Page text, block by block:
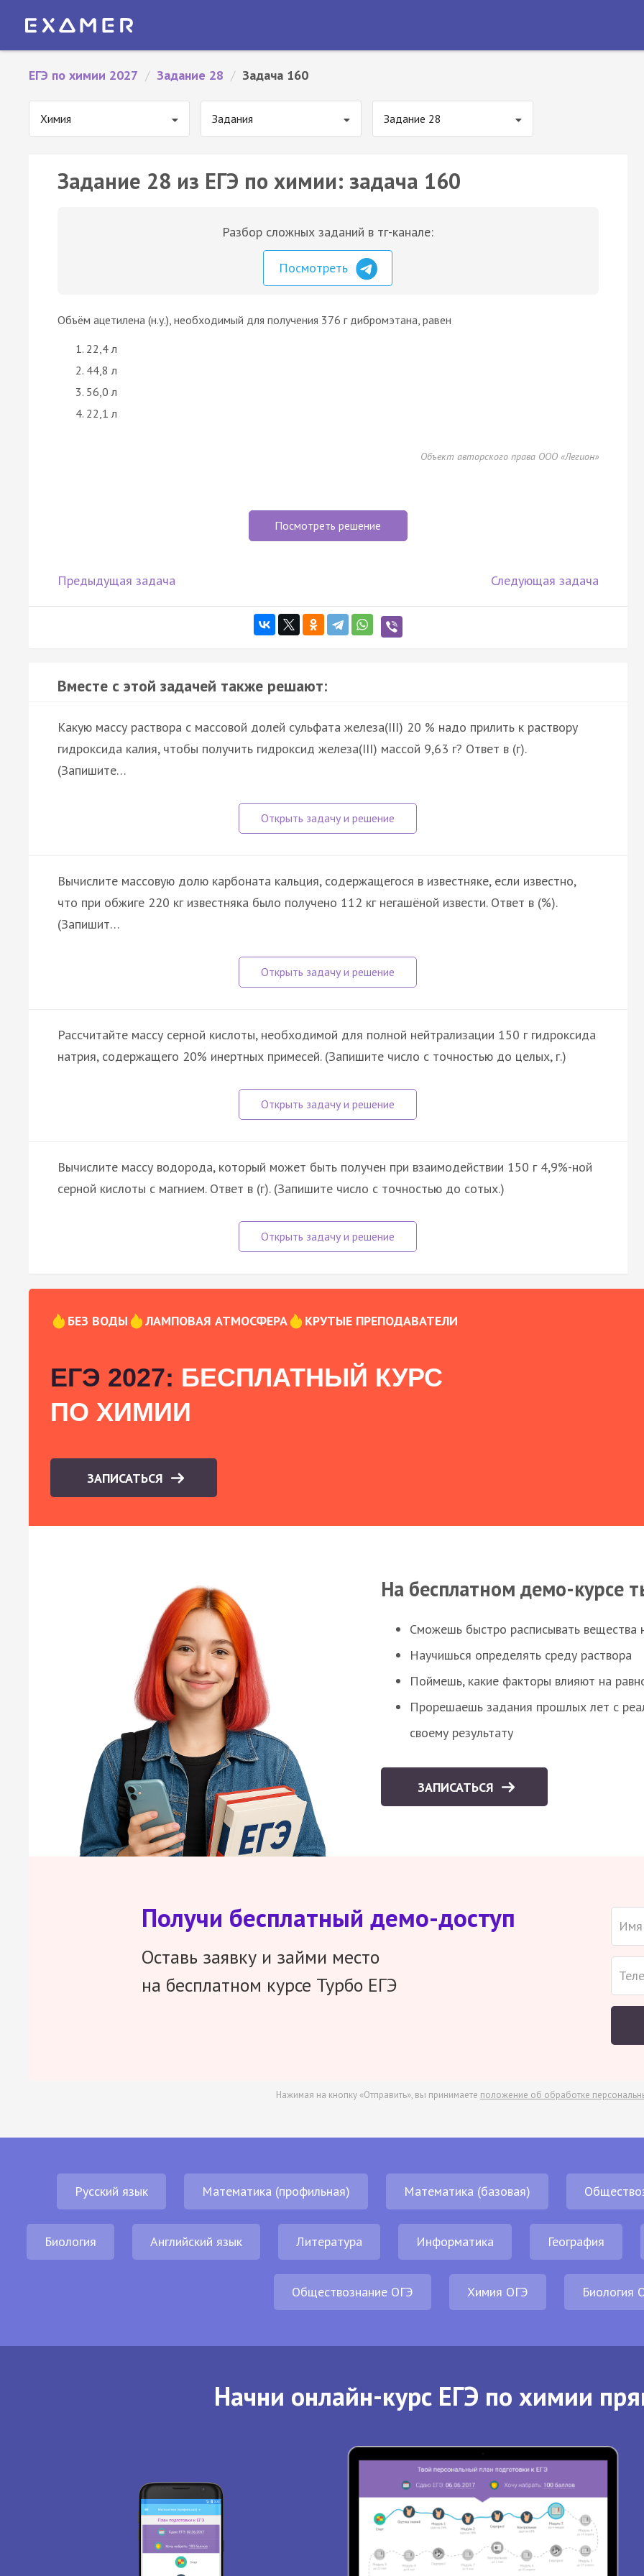
ЕГЭ по химии 2027 / Задание 28 / Задача 160
Химия Задания Задание 28
Задание 28 из ЕГЭ по химии: задача 160
Разбор сложных заданий в тг-канале:
Посмотреть
Объём ацетилена (н.у.), необходимый для получения 376 г дибромэтана, равен
22,4 л
44,8 л
56,0 л
22,1 л
Объект авторского права ООО «Легион»
Посмотреть решение
Предыдущая задача Следующая задача
Вместе с этой задачей также решают:
Какую массу раствора с массовой долей сульфата железа(III) 20 % надо прилить к раствору
гидроксида калия, чтобы получить гидроксид железа(III) массой 9,63 г? Ответ в (г).
(Запишите…
Вычислите массовую долю карбоната кальция, содержащегося в известняке, если известно,
что при обжиге 220 кг известняка было получено 112 кг негашёной извести. Ответ в (%).
(Запишит…
Рассчитайте массу серной кислоты, необходимой для полной нейтрализации 150 г гидроксида
натрия, содержащего 20% инертных примесей. (Запишите число с точностью до целых, г.)
Вычислите массу водорода, который может быть получен при взаимодействии 150 г 4,9%-ной
серной кислоты с магнием. Ответ в (г). (Запишите число с точностью до сотых.)
БЕЗ ВОДЫ ЛАМПОВАЯ АТМОСФЕРА КРУТЫЕ ПРЕПОДАВАТЕЛИ
ЕГЭ 2027: БЕСПЛАТНЫЙ КУРС
ПО ХИМИИ
ЗАПИСАТЬСЯ
На бесплатном демо-курсе
Сможешь быстро расписывать вещества
Научишься определять среду раствора
Поймешь, какие факторы влияют на
Прорешаешь задания прошлых лет с
своему результату
ЗАПИСАТЬСЯ
Получи бесплатный демо-доступ
Оставь заявку и займи место
на бесплатном курсе Турбо ЕГЭ
Нажимая на кнопку «Отправить», вы принимаете положение об обработке
Русский язык Математика (профильная) Математика (базовая)
Биология Английский язык Литература Информатика География
Обществознание ОГЭ Химия ОГЭ Биология
Начни онлайн-курс ЕГЭ по химии